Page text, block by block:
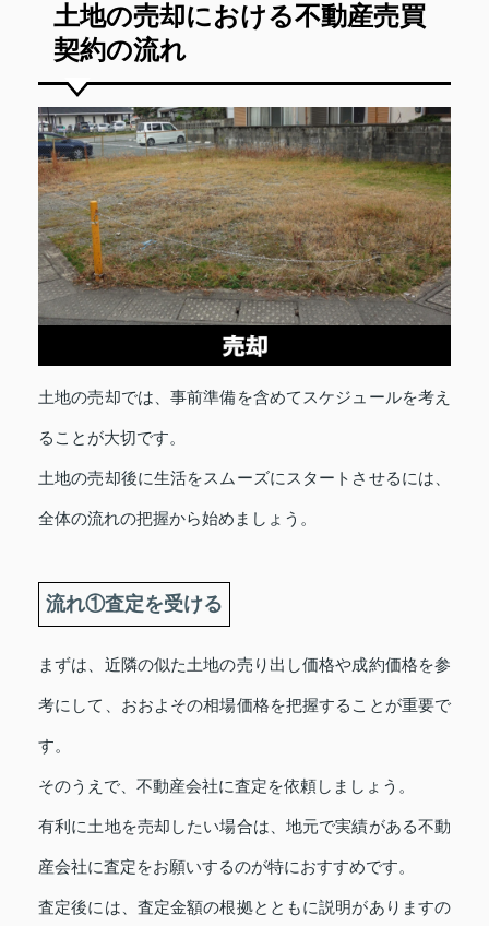
土地の売却における不動産売買
契約の流れ
土地の売却では、事前準備を含めてスケジュールを考え
ることが大切です。
土地の売却後に生活をスムーズにスタートさせるには、
全体の流れの把握から始めましょう。
流れ①査定を受ける
まずは、近隣の似た土地の売り出し価格や成約価格を参
考にして、おおよその相場価格を把握することが重要で
す。
そのうえで、不動産会社に査定を依頼しましょう。
有利に土地を売却したい場合は、地元で実績がある不動
産会社に査定をお願いするのが特におすすめです。
査定後には、査定金額の根拠とともに説明がありますの